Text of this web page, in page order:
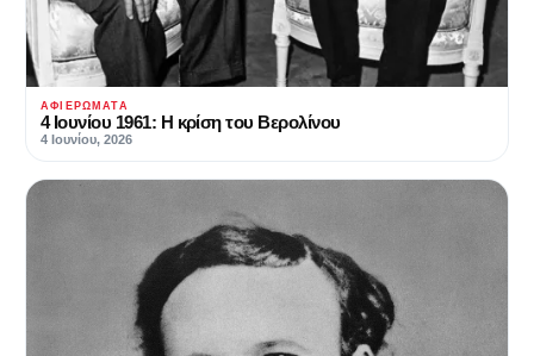
ΑΦΙΕΡΏΜΑΤΑ
4 Ιουνίου 1961: Η κρίση του Βερολίνου
4 Ιουνίου, 2026